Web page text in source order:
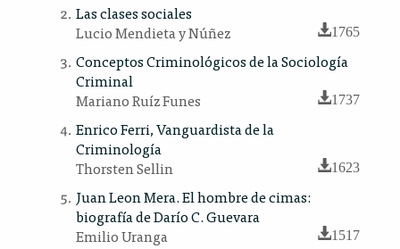
Las clases sociales
Lucio Mendieta y Núñez
1765
Conceptos Criminológicos de la Sociología
Criminal
Mariano Ruíz Funes
1737
Enrico Ferri, Vanguardista de la
Criminología
Thorsten Sellin
1623
Juan Leon Mera. El hombre de cimas:
biografía de Darío C. Guevara
Emilio Uranga
1517